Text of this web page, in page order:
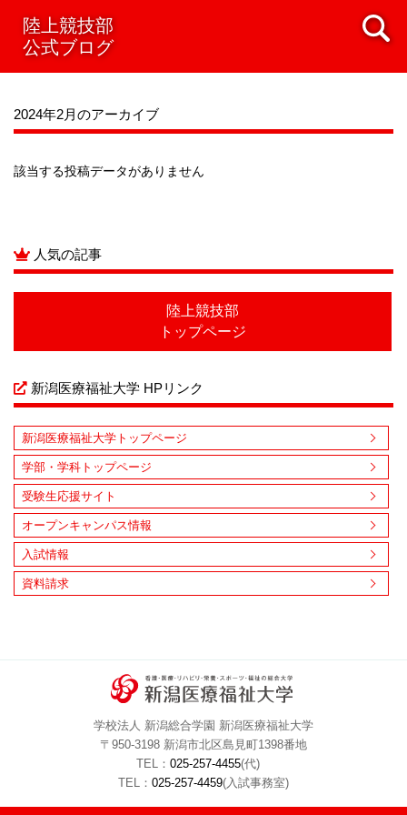
陸上競技部
公式ブログ
2024年2月のアーカイブ
該当する投稿データがありません
人気の記事
2021年08月
2021年07月
2021年04月
2021年03月
2020年12月2020年11月 2020年10月
2020年09月
陸上競技部
トップページ
新潟医療福祉大学 HPリンク
新潟医療福祉大学トップページ
学部・学科トップページ
受験生応援サイト
オープンキャンパス情報
入試情報
資料請求
学校法人 新潟総合学園 新潟医療福祉大学
〒950-3198 新潟市北区島見町1398番地
TEL： 025-257-4455(代)
TEL： 025-257-4459(入試事務室)